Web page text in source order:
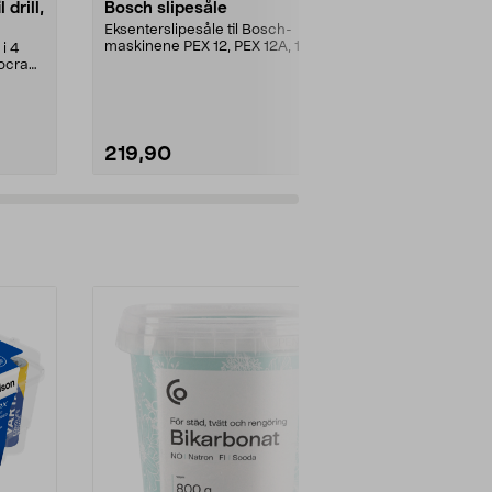
drill,
i 4
Bosch slipesåle
Eksenterslipesåle til Bosch-
maskinene PEX 12, PEX 12A, 125
219,90